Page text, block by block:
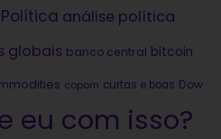
análise política
globais banco central bitcoin
copom curtas e boas Dow
eu com isso?